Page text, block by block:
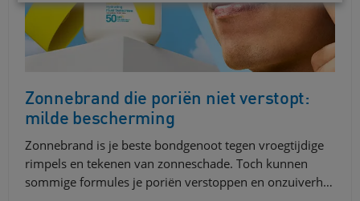
Zonnebrand die poriën niet verstopt:
milde bescherming
Zonnebrand is je beste bondgenoot tegen vroegtijdige
rimpels en tekenen van zonneschade. Toch kunnen
sommige formules je poriën verstoppen en onzuiverh…